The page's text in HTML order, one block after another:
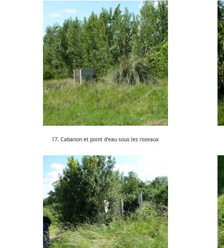
17. Cabanon et point d’eau sous les roseaux